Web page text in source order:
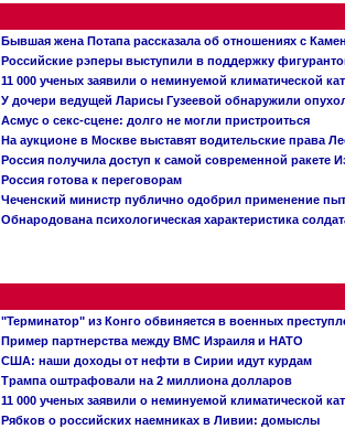
Бывшая жена Потапа рассказала об отношениях с
Российские рэперы выступили в поддержку
11 000 ученых заявили о неминуемой климатической
У дочери ведущей Ларисы Гузеевой обнаружили
Асмус о секс-сцене: долго не могли пристроиться
На аукционе в Москве выставят водительские права
Россия получила доступ к самой современной ракете
Россия готова к переговорам
Чеченский министр публично одобрил применение
Обнародована психологическая характеристика
"Терминатор" из Конго обвиняется в военных
Пример партнерства между ВМС Израиля и НАТО
США: наши доходы от нефти в Сирии идут курдам
Трампа оштрафовали на 2 миллиона долларов
11 000 ученых заявили о неминуемой климатической
Рябков о российских наемниках в Ливии: домыслы